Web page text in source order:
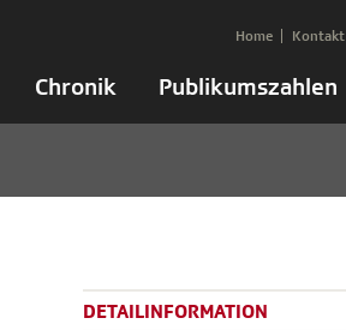
Chronik Publikumszahlen
Home Kontakt
DETAILINFORMATION